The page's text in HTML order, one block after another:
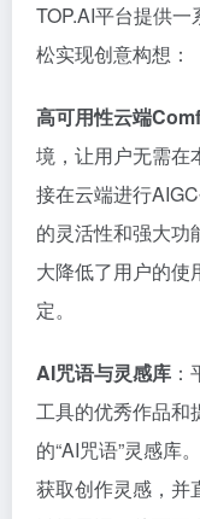
TOP.AI平台提供
松实现创意构想：
高可用性云端
境，让用户无需在
接在云端进行
的灵活性和强大功
大降低了用户的使
定。
AI咒语与灵感库
工具的优秀作品和
的“AI咒语”灵感库
获取创作灵感，并